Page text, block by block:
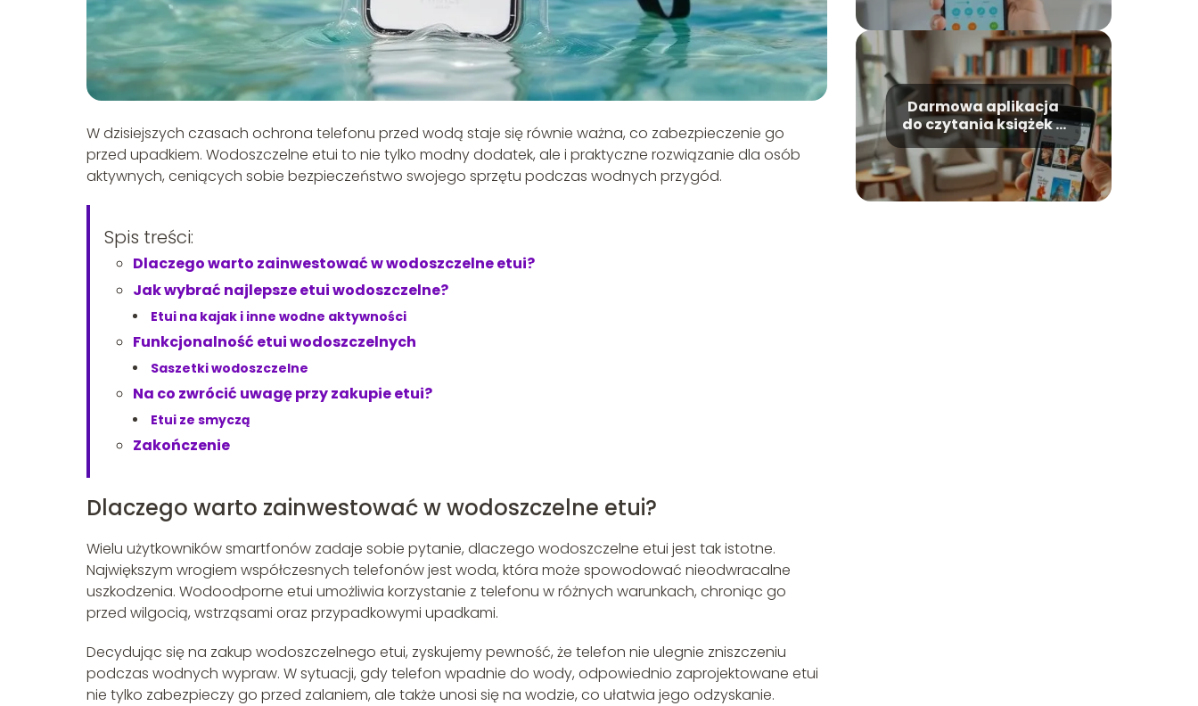
W dzisiejszych czasach ochrona telefonu przed wodą staje się równie ważna, co zabezpieczenie go
przed upadkiem. Wodoszczelne etui to nie tylko modny dodatek, ale i praktyczne rozwiązanie dla osób
aktywnych, ceniących sobie bezpieczeństwo swojego sprzętu podczas wodnych przygód.
Spis treści:
Dlaczego warto zainwestować w wodoszczelne etui?
Jak wybrać najlepsze etui wodoszczelne?
Etui na kajak i inne wodne aktywności
Funkcjonalność etui wodoszczelnych
Saszetki wodoszczelne
Na co zwrócić uwagę przy zakupie etui?
Etui ze smyczą
Zakończenie
Dlaczego warto zainwestować w wodoszczelne etui?
Wielu użytkowników smartfonów zadaje sobie pytanie, dlaczego wodoszczelne etui jest tak istotne.
Największym wrogiem współczesnych telefonów jest woda, która może spowodować nieodwracalne
uszkodzenia. Wodoodporne etui umożliwia korzystanie z telefonu w różnych warunkach, chroniąc go
przed wilgocią, wstrząsami oraz przypadkowymi upadkami.
Decydując się na zakup wodoszczelnego etui, zyskujemy pewność, że telefon nie ulegnie zniszczeniu
podczas wodnych wypraw. W sytuacji, gdy telefon wpadnie do wody, odpowiednio zaprojektowane etui
nie tylko zabezpieczy go przed zalaniem, ale także unosi się na wodzie, co ułatwia jego odzyskanie.
Darmowa aplikacja
do czytania książek –
najlepsze opcje na
rynku